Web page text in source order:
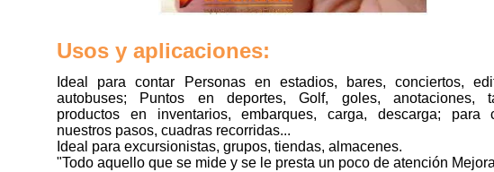
Usos y aplicaciones:
Ideal para contar Personas en estadios, bares, conciertos,
autobuses; Puntos en deportes, Golf, goles, anotaciones,
productos en inventarios, embarques, carga, descarga; para
nuestros pasos, cuadras recorridas...
Ideal para excursionistas, grupos, tiendas, almacenes.
"Todo aquello que se mide y se le presta un poco de atención